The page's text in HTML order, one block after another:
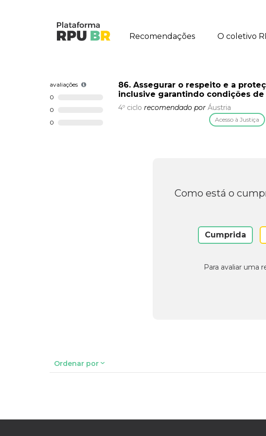
Recomendações O coletivo
avaliações
0
0
0
86. Assegurar o respeito e a
inclusive garantindo condições
4º ciclo recomendado por Áustria
Acesso à Justiça
Como está o
Cumprida
Para avaliar uma
Ordenar por